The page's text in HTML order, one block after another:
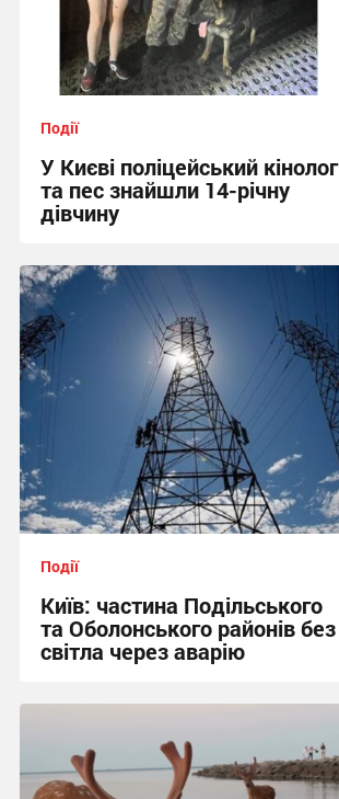
Події
У Києві поліцейський кінолог
та пес знайшли 14-річну
дівчину
19:08 сьогодні
Події
Київ: частина Подільського
та Оболонського районів без
світла через аварію